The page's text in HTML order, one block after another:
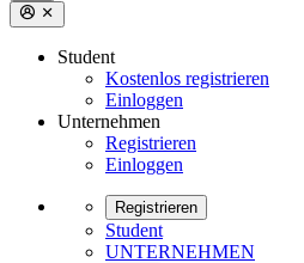
Student
Kostenlos registrieren
Einloggen
Unternehmen
Registrieren
Einloggen
Registrieren
Student
UNTERNEHMEN